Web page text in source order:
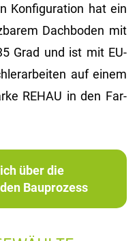
Kon­fi­gu­ra­ti­on hat ein
Dach­bo­den mit
Grad und ist mit EU­
auf einem
REHAU in den Far­
über die
Bauprozess